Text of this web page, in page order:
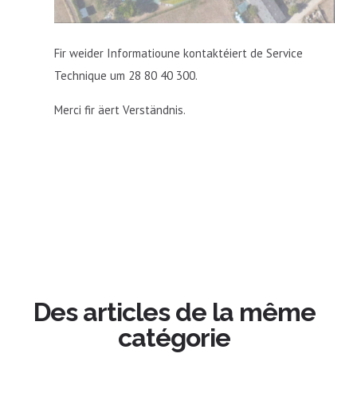
Fir weider Informatioune kontaktéiert de Service
Technique um 28 80 40 300.
Merci fir äert Verständnis.
Des articles de la même
catégorie